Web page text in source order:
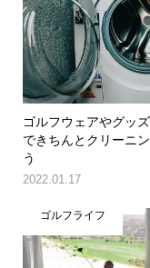
ゴルフウェアやグッ
できちんとクリーニ
う
2022.01.17
ゴルフライフ